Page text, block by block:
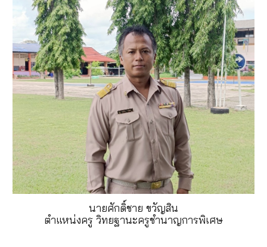
นายศักดิ์ชาย ขวัญสิน
ตำแหน่งครู วิทยฐานะครูชำนาญการพิเศษ